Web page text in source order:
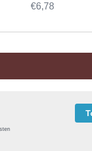
€6,78